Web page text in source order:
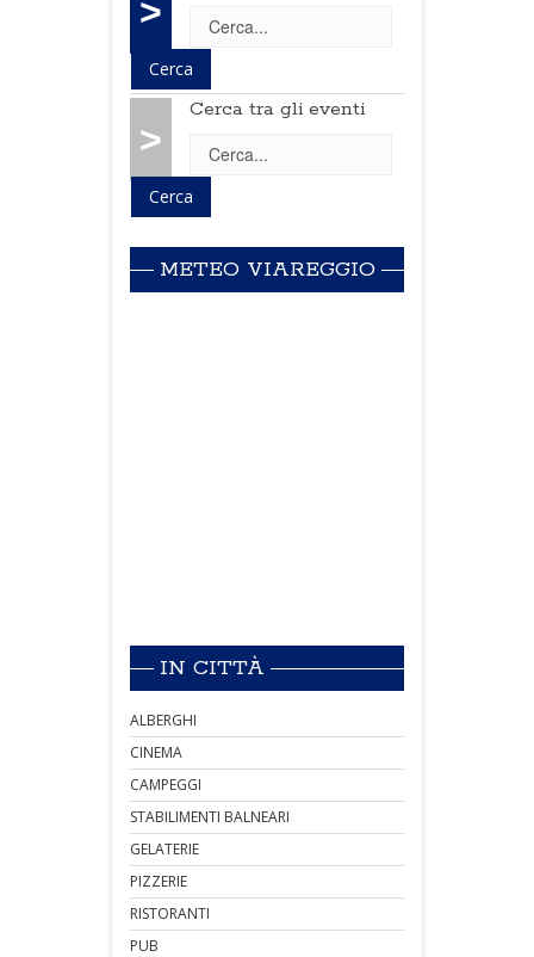
>
>
Cerca tra gli eventi
METEO VIAREGGIO
IN CITTÀ
ALBERGHI
CINEMA
CAMPEGGI
STABILIMENTI BALNEARI
GELATERIE
PIZZERIE
RISTORANTI
PUB